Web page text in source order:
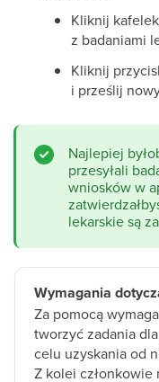
Kliknij
z badaniami
Kliknij
i prześlij
Najlepiej
przesyłali
wniosków w
lekarskie są
Wymagania
Za pomocą
tworzyć zadania
celu uzyskania od
Z kolei członkowie